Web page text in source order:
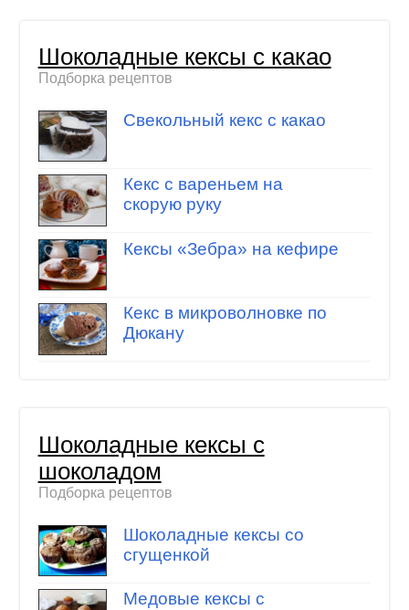
Шоколадные кексы с какао
Подборка рецептов
Свекольный кекс с какао
Кекс с вареньем на
скорую руку
Кексы «Зебра» на кефире
Кекс в микроволновке по
Дюкану
Шоколадные кексы с
шоколадом
Подборка рецептов
Шоколадные кексы со
сгущенкой
Медовые кексы с